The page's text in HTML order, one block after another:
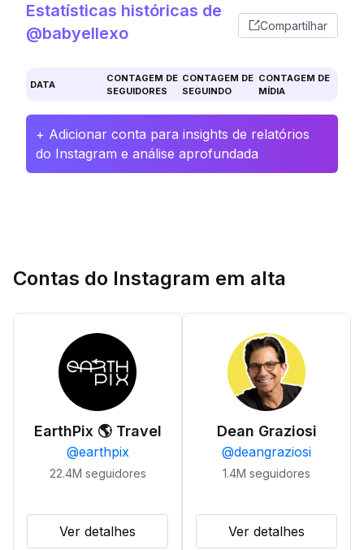
Estatísticas históricas de
@babyellexo
Compartilhar
DATA
CONTAGEM DE
SEGUIDORES
CONTAGEM DE
SEGUINDO
CONTAGEM DE
MÍDIA
+ Adicionar conta para insights de relatórios
do Instagram e análise aprofundada
Contas do Instagram em alta
EarthPix 🌎 Travel
@earthpix
22.4M seguidores
Ver detalhes
Dean Graziosi
@deangraziosi
1.4M seguidores
Ver detalhes